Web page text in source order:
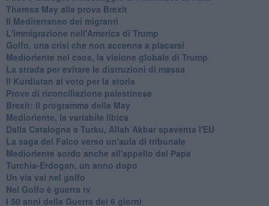
Theresa May alla prova Brexit
Il Mediterraneo dei migranti
L'immigrazione nell'America di Trump
Golfo, una crisi che non accenna a placarsi
Medioriente nel caos, la visione globale di Trump
La strada per evitare le distruzioni di massa
Il Kurdistan al voto per la storia
Prove di riconciliazione palestinese
Brexit: il programma della May
Medioriente, la variabile libica
Dalla Catalogna a Turku, Allah Akbar spaventa l'EU
La saga del Falco verso un'aula di tribunale
Medioriente sordo anche all'appello del Papa
Turchia-Erdogan, un anno dopo
Un via vai nel golfo
Nel Golfo è guerra tv
I 50 anni della Guerra dei 6 giorni